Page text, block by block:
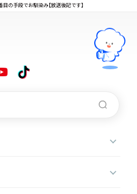
の手段でお馴染み【放送後記です】